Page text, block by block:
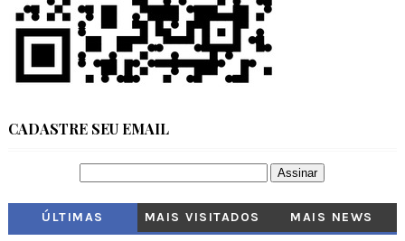
CADASTRE SEU EMAIL
ÚLTIMAS MAIS VISITADOS MAIS NEWS